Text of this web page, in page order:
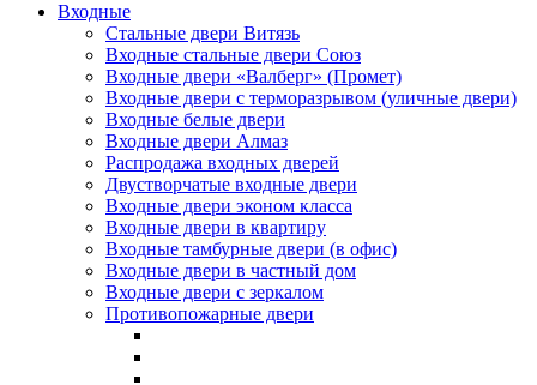
Входные
Стальные двери Витязь
Входные стальные двери Союз
Входные двери «Валберг» (Промет)
Входные двери с терморазрывом (уличные двери)
Входные белые двери
Входные двери Алмаз
Распродажа входных дверей
Двустворчатые входные двери
Входные двери эконом класса
Входные двери в квартиру
Входные тамбурные двери (в офис)
Входные двери в частный дом
Входные двери с зеркалом
Противопожарные двери